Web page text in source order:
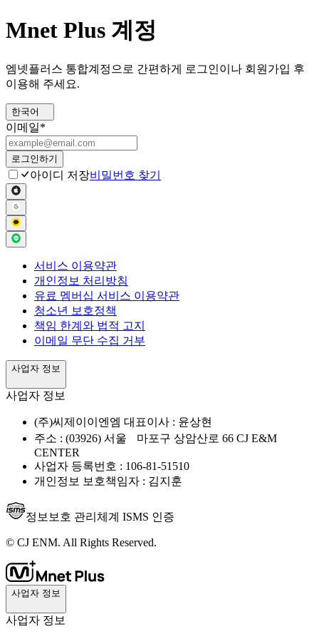
Mnet Plus 계정
엠넷플러스 통합계정으로 간편하게 로그인이나 회원가입 후
이용해 주세요.
한국어
이메일*
로그인하기
아이디 저장비밀번호 찾기
서비스 이용약관
개인정보 처리방침
유료 멤버십 서비스 이용약관
청소년 보호정책
책임 한계와 법적 고지
이메일 무단 수집 거부
사업자 정보
사업자 정보
(주)씨제이이엔엠 대표이사 : 윤상현
주소 : (03926) 서울 마포구 상암산로 66 CJ E&M
CENTER
사업자 등록번호 : 106-81-51510
개인정보 보호책임자 : 김지훈
정보보호 관리체계 ISMS 인증
© CJ ENM. All Rights Reserved.
사업자 정보
사업자 정보